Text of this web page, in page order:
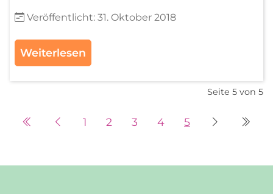
Details
Veröffentlicht: 31. Oktober 2018
Weiterlesen
Seite 5 von 5
1 2 3 4 5